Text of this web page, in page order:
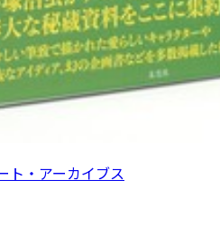
ト・アーカイブス